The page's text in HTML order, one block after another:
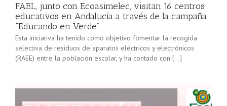
FAEL, junto con Ecoasimelec, visitan 16 centros
educativos en Andalucía a través de la campaña
“Educando en Verde”
Esta iniciativa ha tenido como objetivo fomentar la recogida
selectiva de residuos de aparatos eléctricos y electrónicos
(RAEE) entre la población escolar, y ha contado con […]